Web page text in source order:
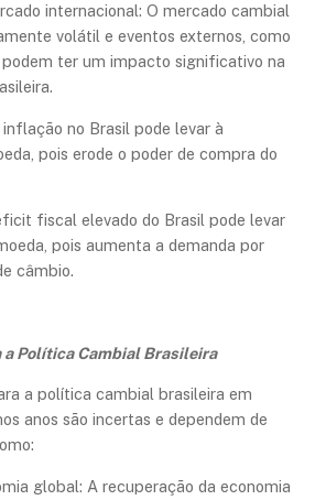
internacional: O mercado cambial
volátil e eventos externos, como
podem ter um impacto significativo na
no Brasil pode levar à
pois erode o poder de compra do
fiscal elevado do Brasil pode levar
pois aumenta a demanda por
câmbio.
a Política Cambial Brasileira
a política cambial brasileira em
anos são incertas e dependem de
global: A recuperação da economia